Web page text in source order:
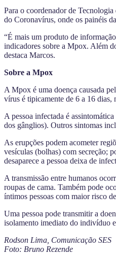
Para o coordenador de
do Coronavírus, onde os painéis
“É mais um produto de
indicadores sobre a Mpox. Além
destaca Marcos.
Sobre a Mpox
A Mpox é uma doença causada
vírus é tipicamente de 6 a 16 dias,
A pessoa infectada é
dos gânglios). Outros sintomas
As erupções podem acometer
vesículas (bolhas) com secreção;
desaparece a pessoa deixa de
A transmissão entre humanos
roupas de cama. Também pode
íntimos pessoas com maior risco
Uma pessoa pode transmitir a
isolamento imediato do indivíduo
Rodson Lima, Comunicação SES
Foto: Bruno Rezende